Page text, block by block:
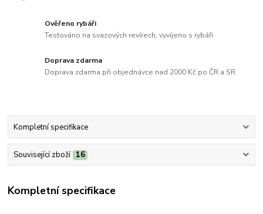
Ověřeno rybáři
Testováno na svazových revírech, vyvíjeno s rybáři
Doprava zdarma
Doprava zdarma při objednávce nad 2000 Kč po ČR a SR
Kompletní specifikace
Související zboží 16
Kompletní specifikace